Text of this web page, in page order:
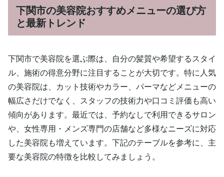
下関市の美容院おすすめメニューの選び方
と最新トレンド
下関市で美容院を選ぶ際は、自分の髪質や希望するスタイ
ル、施術の得意分野に注目することが大切です。特に人気
の美容院は、カット技術やカラー、パーマなどメニューの
幅広さだけでなく、スタッフの技術力や口コミ評価も高い
傾向があります。最近では、予約なしで利用できるサロン
や、女性専用・メンズ専門の店舗など多様なニーズに対応
した美容院も増えています。下記のテーブルを参考に、主
要な美容院の特徴を比較してみましょう。